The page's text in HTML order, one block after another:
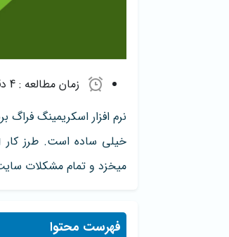
زمان مطالعه : 4 دقیقه
نرم افزار اسکریمینگ
میخزد و تمام مشکلات
فهرست محتوا